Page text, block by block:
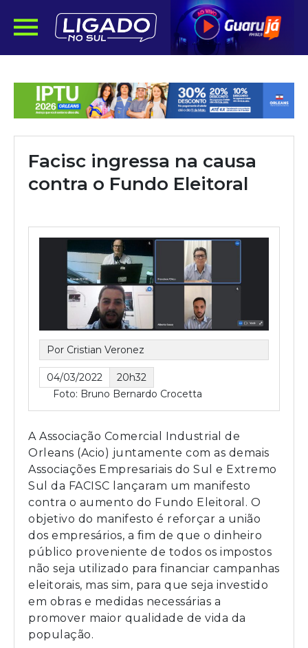
Facisc ingressa na causa
contra o Fundo Eleitoral
Por Cristian Veronez
04/03/2022
20h32
Foto: Bruno Bernardo Crocetta
A Associação Comercial Industrial de
Orleans (Acio) juntamente com as demais
Associações Empresariais do Sul e Extremo
Sul da FACISC lançaram um manifesto
contra o aumento do Fundo Eleitoral. O
objetivo do manifesto é reforçar a união
dos empresários, a fim de que o dinheiro
público proveniente de todos os impostos
não seja utilizado para financiar campanhas
eleitorais, mas sim, para que seja investido
em obras e medidas necessárias a
promover maior qualidade de vida da
população.